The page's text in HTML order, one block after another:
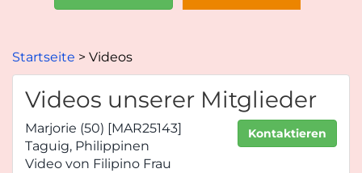
Startseite Videos
Videos unserer Mitglieder
Kontaktieren
Marjorie (50) [MAR25143]
Taguig, Philippinen
Video von Filipino Frau